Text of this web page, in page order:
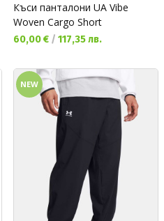
Къси панталони UA Vibe
Woven Cargo Short
Текуща цена:
60,00 € / 117,35 лв.
NEW